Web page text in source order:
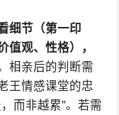
细节（第一印
值观、性格），
相亲后的判断需
王情感课堂的忠
而非越累”。若需